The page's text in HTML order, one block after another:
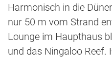
Harmonisch in die
nur 50 m vom Strand
Lounge im Haupthaus
und das Ningaloo Reef.